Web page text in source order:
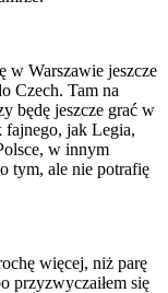
w Warszawie jeszcze
Czech. Tam na
będę jeszcze grać w
fajnego, jak Legia,
w innym
tym, ale nie potrafię
więcej, niż parę
przyzwyczaiłem się